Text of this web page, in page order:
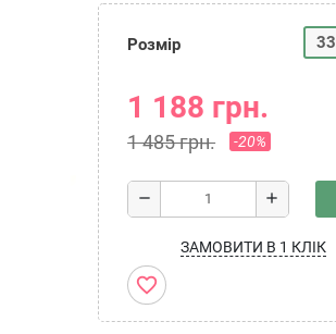
Розмір 33
1 188 грн.
1 485 грн. -20%
remove add
ЗАМОВИТИ В 1 КЛІК
favorite_border